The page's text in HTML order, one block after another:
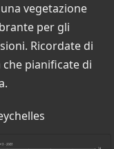
vegetazione
per gli
Ricordate di
pianificate di